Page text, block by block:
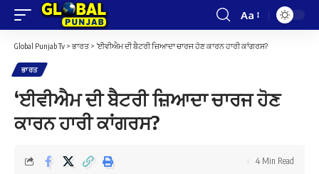
Font
Resizer
Aa
Global Punjab Tv > ਭਾਰਤ> ‘ਈਵੀਐਮ ਦੀ ਬੈਟਰੀ ਜ਼ਿਆਦਾ ਚਾਰਜ ਹੋਣ ਕਾਰਨ ਹਾਰੀ ਕਾਂਗਰਸ?
ਭਾਰਤ
‘ਈਵੀਐਮ ਦੀ ਬੈਟਰੀ ਜ਼ਿਆਦਾ ਚਾਰਜ ਹੋਣ
ਕਾਰਨ ਹਾਰੀ ਕਾਂਗਰਸ?
4 Min Read